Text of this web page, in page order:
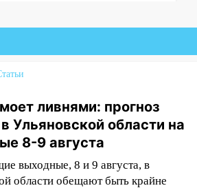
приглашают
«Симбирскую
на фестивале
область
регионом
«Культурное
ливнями: прогноз
Ульяновской области на
8-9 августа
выходные, 8 и 9 августа, в
области обещают быть крайне